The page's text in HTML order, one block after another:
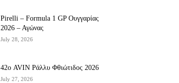
Pirelli – Formula 1 GP Ουγγαρίας
2026 – Αγώνας
July 28, 2026
42ο AVIN Ράλλυ Φθιώτιδος 2026
July 27, 2026